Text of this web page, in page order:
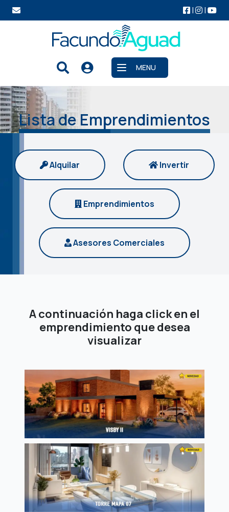
| |
Abrir menu
MENU
Lista de Emprendimientos
Alquilar Invertir
Emprendimientos
Asesores Comerciales
A continuación haga click en el
emprendimiento que desea
visualizar